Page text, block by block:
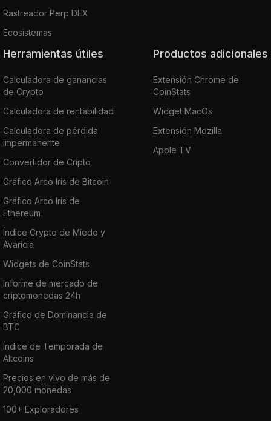
Rastreador Perp DEX
Ecosistemas
Herramientas útiles
Calculadora de ganancias
de Crypto
Calculadora de rentabilidad
Calculadora de pérdida
impermanente
Convertidor de Cripto
Gráfico Arco Iris de Bitcoin
Gráfico Arco Iris de
Ethereum
Índice Crypto de Miedo y
Avaricia
Widgets de CoinStats
Informe de mercado de
criptomonedas 24h
Gráfico de Dominancia de
BTC
Índice de Temporada de
Altcoins
Precios en vivo de más de
20,000 monedas
100+ Exploradores
Productos adicionales
Extensión Chrome de
CoinStats
Widget MacOs
Extensión Mozilla
Apple TV